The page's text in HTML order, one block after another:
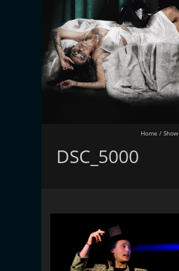
Home / Show
DSC_5000